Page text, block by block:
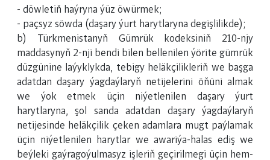
- döwletiň haýryna ýüz öwürmek;
- paçsyz söwda (daşary ýurt harytlaryna degişlilikde);
b) Türkmenistanyň Gümrük kodeksiniň 210-njy
maddasynyň 2-nji bendi bilen bellenilen ýörite gümrük
düzgünine laýyklykda, tebigy heläkçilikleriň we başga
adatdan daşary ýagdaýlaryň netijelerini öňüni almak
we ýok etmek üçin niýetlenilen daşary ýurt
harytlaryna, şol sanda adatdan daşary ýagdaýlaryň
netijesinde heläkçilik çeken adamlara mugt paýlamak
üçin niýetlenilen harytlar we awariýa-halas ediş we
beýleki gaýragoýulmasyz işleriň geçirilmegi üçin hem-